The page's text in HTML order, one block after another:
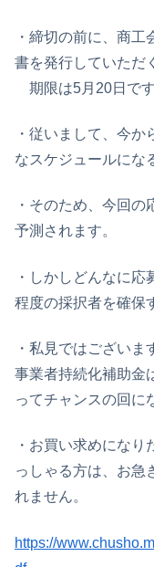
・締切の前に、商
書を発行していただ
期限は5月20日です
・従いまして、今
なスケジュールにな
・そのため、今回
予測されます。
・しかしどんなに
程度の採択者を確保
・私見ではござい
事業者持続化補助金
ってチャンスの回に
・お買い求めにな
っしゃる方は、お急
れません。
https://